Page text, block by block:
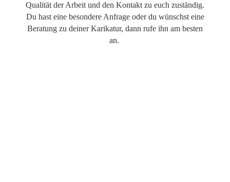
Qualität der Arbeit und den Kontakt zu euch zuständig.
Du hast eine besondere Anfrage oder du wünschst eine
Beratung zu deiner Karikatur, dann rufe ihn am besten
an.